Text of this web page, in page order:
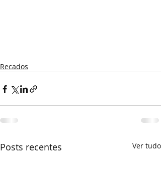
Recados
Posts recentes Ver tudo